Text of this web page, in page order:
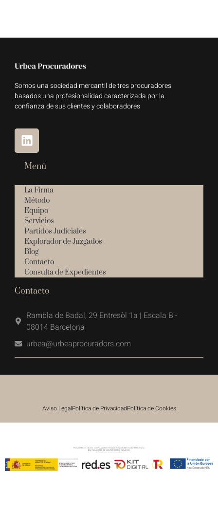
Somos una sociedad mercantil de tres procuradores
basados una profesionalidad caracterizada por la
confianza de sus clientes y colaboradores
Menú
La Firma
Método
Equipo
Servicios
Partidos Judiciales
Explorador de Juzgados
Blog
Contacto
Consulta de Expedientes
Contacto
Rambla de Badal, 29 Entresòl 1a | Escala B -
08014 Barcelona
urbea@urbeaprocuradors.com
Aviso LegalPolítica de PrivacidadPolítica de Cookies